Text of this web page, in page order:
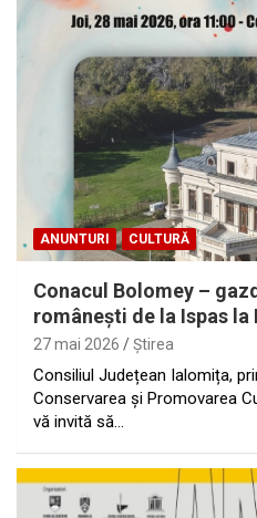
ANUNTURI CULTURĂ
Conacul Bolomey –
românești de la Ispas la
27 mai 2026 Ştirea
Consiliul Județean Ialomița,
Conservarea și Promovarea
vă invită să…